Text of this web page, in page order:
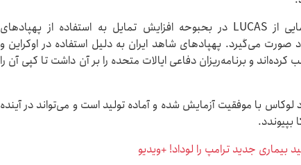
این وبگاه خبری می‌افزاید که رونمایی از LUCAS در بحبوحه افزایش تمایل به استفاده از پهپادهای
می‌گیرد. پهپادهای شاهد ایران به دلیل استفاده در اوکراین و
و برنامه‌ریزان دفاعی ایالات متحده را بر آن داشت تا کپی آن را
با موفقیت آزمایش شده و آماده تولید است و می‌تواند در آینده
بپیوندد.
جدید ترامپ را لوداد! +ویدیو